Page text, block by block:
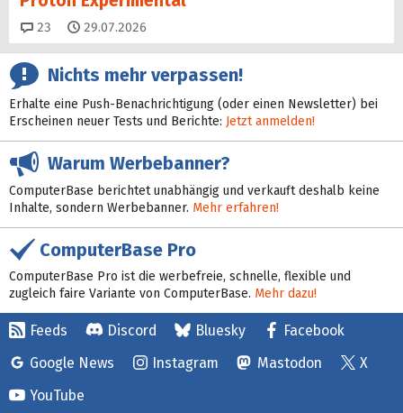
23 Kommentare
29.07.2026
Nichts mehr verpassen!
Erhalte eine Push-Benachrichtigung (oder einen Newsletter) bei
Erscheinen neuer Tests und Berichte: Jetzt anmelden!
Warum Werbebanner?
ComputerBase berichtet unabhängig und verkauft deshalb keine
Inhalte, sondern Werbebanner. Mehr erfahren!
ComputerBase Pro
ComputerBase Pro ist die werbefreie, schnelle, flexible und
zugleich faire Variante von ComputerBase. Mehr dazu!
Feeds Discord Bluesky
Facebook
Google News
Instagram Mastodon
X
YouTube